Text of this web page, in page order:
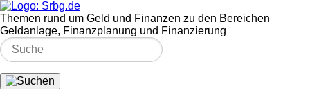
Themen rund um Geld und Finanzen zu den Bereichen
Geldanlage, Finanzplanung und Finanzierung